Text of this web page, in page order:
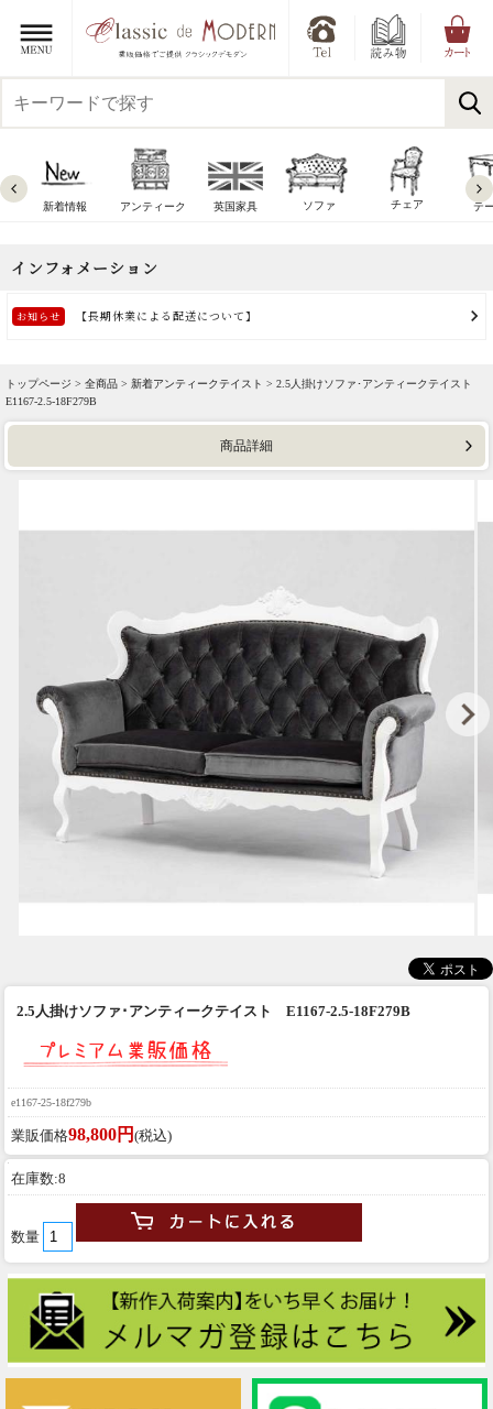
新着情報 アンティーク 英国家具 ソファ チェア テ
トップページ > 全商品 > 新着アンティークテイスト > 2.5人掛けソファ･アンティークテイスト
E1167-2.5-18F279B
商品詳細
2.5人掛けソファ･アンティークテイスト E1167-2.5-18F279B
e1167-25-18f279b
業販価格98,800円 (税込)
在庫数:8
数量